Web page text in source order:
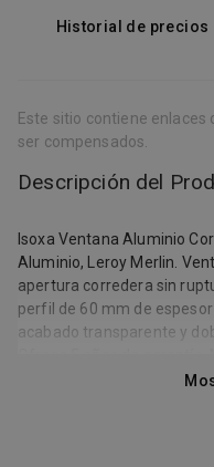
Historial de precios
Este sitio contiene enlaces
ser compensados.
Descripción del
Isoxa Ventana Aluminio
Aluminio, Leroy Merlin.
apertura corredera sin
perfil de 60 mm de
acabado transparente y
. Hasta 100 Días